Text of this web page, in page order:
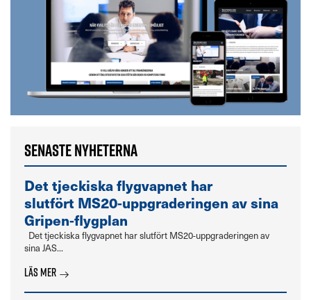
Senaste nyheterna
Det tjeckiska flygvapnet har
slutfört MS20-uppgraderingen av sina
Gripen-flygplan
Det tjeckiska flygvapnet har slutfört MS20-uppgraderingen av
sina JAS...
Läs mer